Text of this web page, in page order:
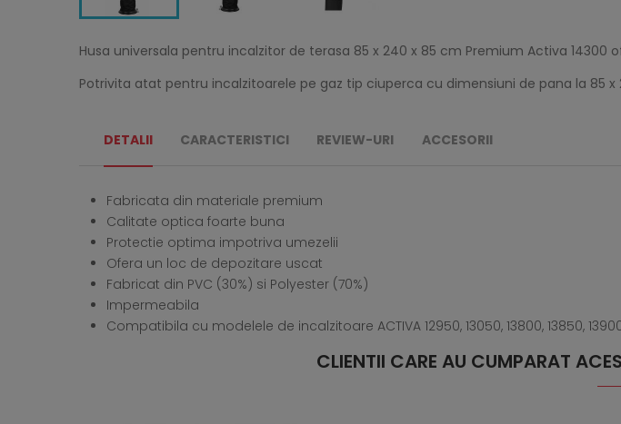
Husa universala pentru incalzitor de terasa 85 x 240 x 85 cm Premium Activa
Potrivita atat pentru incalzitoarele pe gaz tip ciuperca cu dimensiuni de pana la 85 x
DETALII CARACTERISTICI REVIEW-URI ACCESORII
Fabricata din materiale premium
Calitate optica foarte buna
Protectie optima impotriva umezelii
Ofera un loc de depozitare uscat
Fabricat din PVC (30%) si Polyester (70%)
Impermeabila
Compatibila cu modelele de incalzitoare ACTIVA 12950, 13050, 13800, 13850,
CLIENTII CARE AU CUMPARAT